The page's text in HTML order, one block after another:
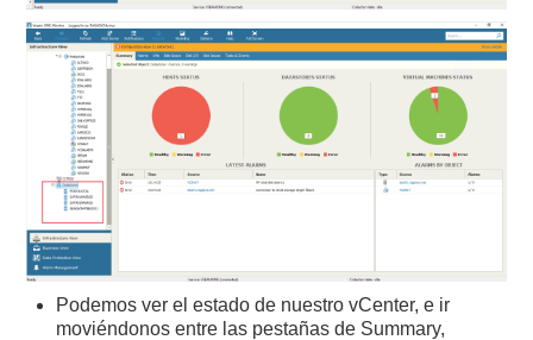
Podemos ver el estado de nuestro vCenter, e ir
moviéndonos entre las pestañas de Summary,